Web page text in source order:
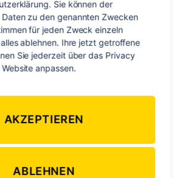
Sie können der
zu den genannten Zwecken
für jeden Zweck einzeln
ablehnen. Ihre jetzt getroffene
Sie jederzeit über das Privacy
anpassen.
AKZEPTIEREN
ABLEHNEN